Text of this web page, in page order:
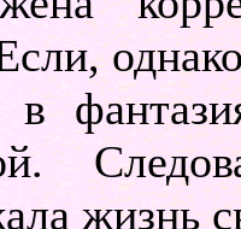
жизнь